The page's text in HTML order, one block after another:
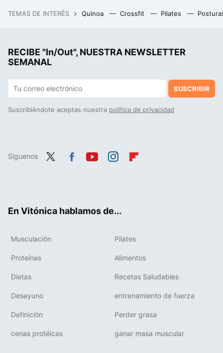
Acabó harto de freír huevos en el Landa. Ahora tiene en Burgos el único estrella Michelin ubicado en pleno Camino de Santiago
TEMAS DE INTERÉS Quinoa Crossfit Pilates
RECIBE "In/Out", NUESTRA NEWSLETTER
SEMANAL
SUSCRIBIR
Suscribiéndote aceptas nuestra política de privacidad
Síguenos
En Vitónica hablamos de...
Musculación Pilates
Proteínas Alimentos
Dietas Recetas Saludables
Desayuno entrenamiento de fuerza
Definición Perder grasa
cenas protéicas ganar masa muscular